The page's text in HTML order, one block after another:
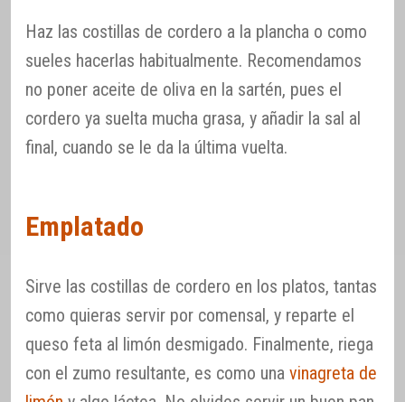
Haz las costillas de cordero a la plancha o como
sueles hacerlas habitualmente. Recomendamos
no poner aceite de oliva en la sartén, pues el
cordero ya suelta mucha grasa, y añadir la sal al
final, cuando se le da la última vuelta.
Emplatado
Sirve las costillas de cordero en los platos, tantas
como quieras servir por comensal, y reparte el
queso feta al limón desmigado. Finalmente, riega
con el zumo resultante, es como una vinagreta de